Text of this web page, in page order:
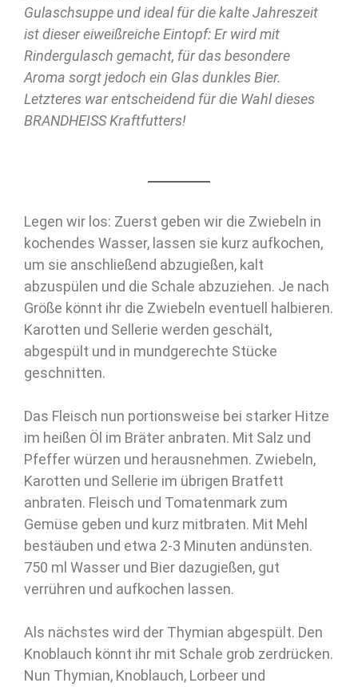
Gulaschsuppe und ideal für die kalte Jahreszeit
ist dieser eiweißreiche Eintopf: Er wird mit
Rindergulasch gemacht, für das besondere
Aroma sorgt jedoch ein Glas dunkles Bier.
Letzteres war entscheidend für die Wahl dieses
BRANDHEISS Kraftfutters!
Legen wir los: Zuerst geben wir die Zwiebeln in
kochendes Wasser, lassen sie kurz aufkochen,
um sie anschließend abzugießen, kalt
abzuspülen und die Schale abzuziehen. Je nach
Größe könnt ihr die Zwiebeln eventuell halbieren.
Karotten und Sellerie werden geschält,
abgespült und in mundgerechte Stücke
geschnitten.
Das Fleisch nun portionsweise bei starker Hitze
im heißen Öl im Bräter anbraten. Mit Salz und
Pfeffer würzen und herausnehmen. Zwiebeln,
Karotten und Sellerie im übrigen Bratfett
anbraten. Fleisch und Tomatenmark zum
Gemüse geben und kurz mitbraten. Mit Mehl
bestäuben und etwa 2-3 Minuten andünsten.
750 ml Wasser und Bier dazugießen, gut
verrühren und aufkochen lassen.
Als nächstes wird der Thymian abgespült. Den
Knoblauch könnt ihr mit Schale grob zerdrücken.
Nun Thymian, Knoblauch, Lorbeer und